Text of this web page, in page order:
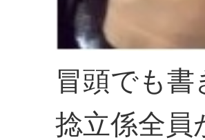
冒頭でも
捻立係全員